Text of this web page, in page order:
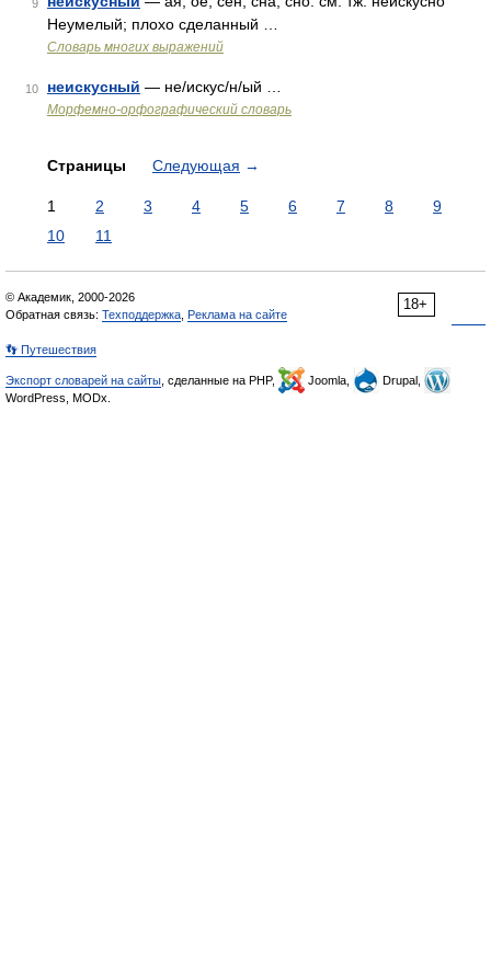
9
Неумелый; плохо сделанный …
Словарь многих выражений
10 неискусный — не/искус/н/ый …
Морфемно-орфографический словарь
Страницы Следующая →
1 2 3 4 5 6 7 8
9
10
11
18+
© Академик, 2000-2026
Обратная связь: Техподдержка Реклама на сайте
👣 Путешествия
Экспорт словарей на сайты , сделанные на PHP, Joomla,
Drupal,
WordPress, MODx.